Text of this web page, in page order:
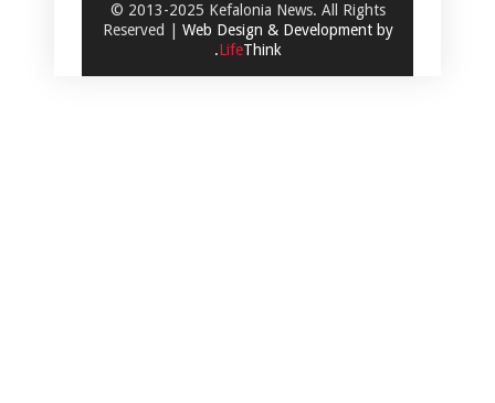
© 2013-2025 Kefalonia News. All Rights
Reserved | Web Design & Development by
.LifeThink